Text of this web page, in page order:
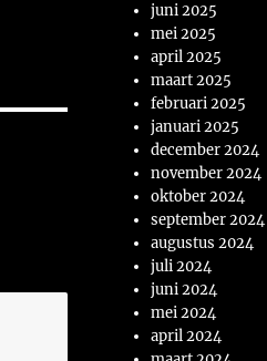
juni 2025
mei 2025
april 2025
maart 2025
februari 2025
januari 2025
december 2024
november 2024
oktober 2024
september 2024
augustus 2024
juli 2024
juni 2024
mei 2024
april 2024